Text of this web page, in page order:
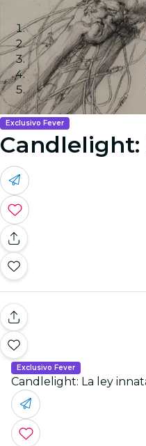
Exclusivo Fever
Exclusivo Fever
Candlelight: La ley